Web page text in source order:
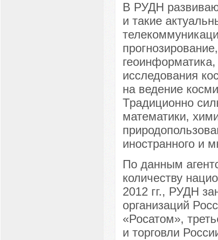
В РУДН
и такие
геоинформатика,
исследования
на ведение
Традиционно
математики,
иностранного и
По данным
количеству
2012 гг., РУДН
организаций
«Росатом»,
и торговли